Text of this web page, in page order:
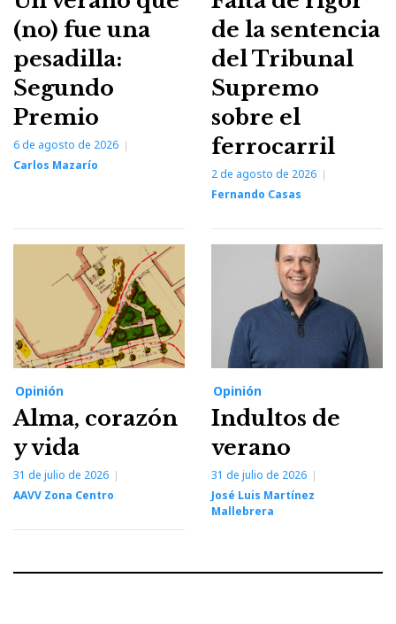
(no) fue una
pesadilla:
Segundo
Premio
6 de agosto de 2026
Carlos Mazarío
de la sentencia
del Tribunal
Supremo
sobre el
ferrocarril
2 de agosto de 2026
Fernando Casas
Opinión
Alma, corazón
y vida
31 de julio de 2026
AAVV Zona Centro
Opinión
Indultos de
verano
31 de julio de 2026
José Luis Martínez
Mallebrera